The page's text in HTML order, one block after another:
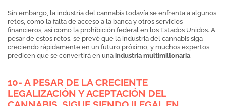
Sin embargo, la industria del cannabis todavía se enfrenta a algunos
retos, como la falta de acceso a la banca y otros servicios
financieros, así como la prohibición federal en los Estados Unidos. A
pesar de estos retos, se prevé que la industria del cannabis siga
creciendo rápidamente en un futuro próximo, y muchos expertos
predicen que se convertirá en una industria multimillonaria.
10- A PESAR DE LA CRECIENTE
LEGALIZACIÓN Y ACEPTACIÓN DEL